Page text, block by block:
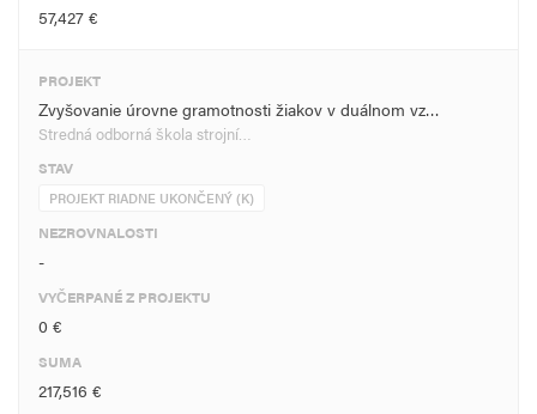
57,427 €
PROJEKT
Zvyšovanie úrovne gramotnosti žiakov v duálnom vz…
Stredná odborná škola strojní…
STAV
PROJEKT RIADNE UKONČENÝ (K)
NEZROVNALOSTI
-
VYČERPANÉ Z PROJEKTU
0 €
SUMA
217,516 €